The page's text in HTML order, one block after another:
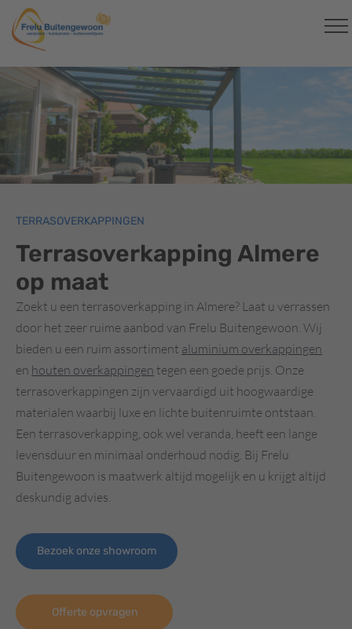
TERRASOVERKAPPINGEN
Terrasoverkapping Almere
op maat
Zoekt u een terrasoverkapping in Almere? Laat u verrassen
door het zeer ruime aanbod van Frelu Buitengewoon. Wij
bieden u een ruim assortiment aluminium overkappingen
en houten overkappingen tegen een goede prijs. Onze
terrasoverkappingen zijn vervaardigd uit hoogwaardige
materialen waarbij luxe en lichte buitenruimte ontstaan.
Een terrasoverkapping, ook wel veranda, heeft een lange
levensduur en minimaal onderhoud nodig. Bij Frelu
Buitengewoon is maatwerk altijd mogelijk en u krijgt altijd
deskundig advies.
Bezoek onze showroom
Offerte opvragen